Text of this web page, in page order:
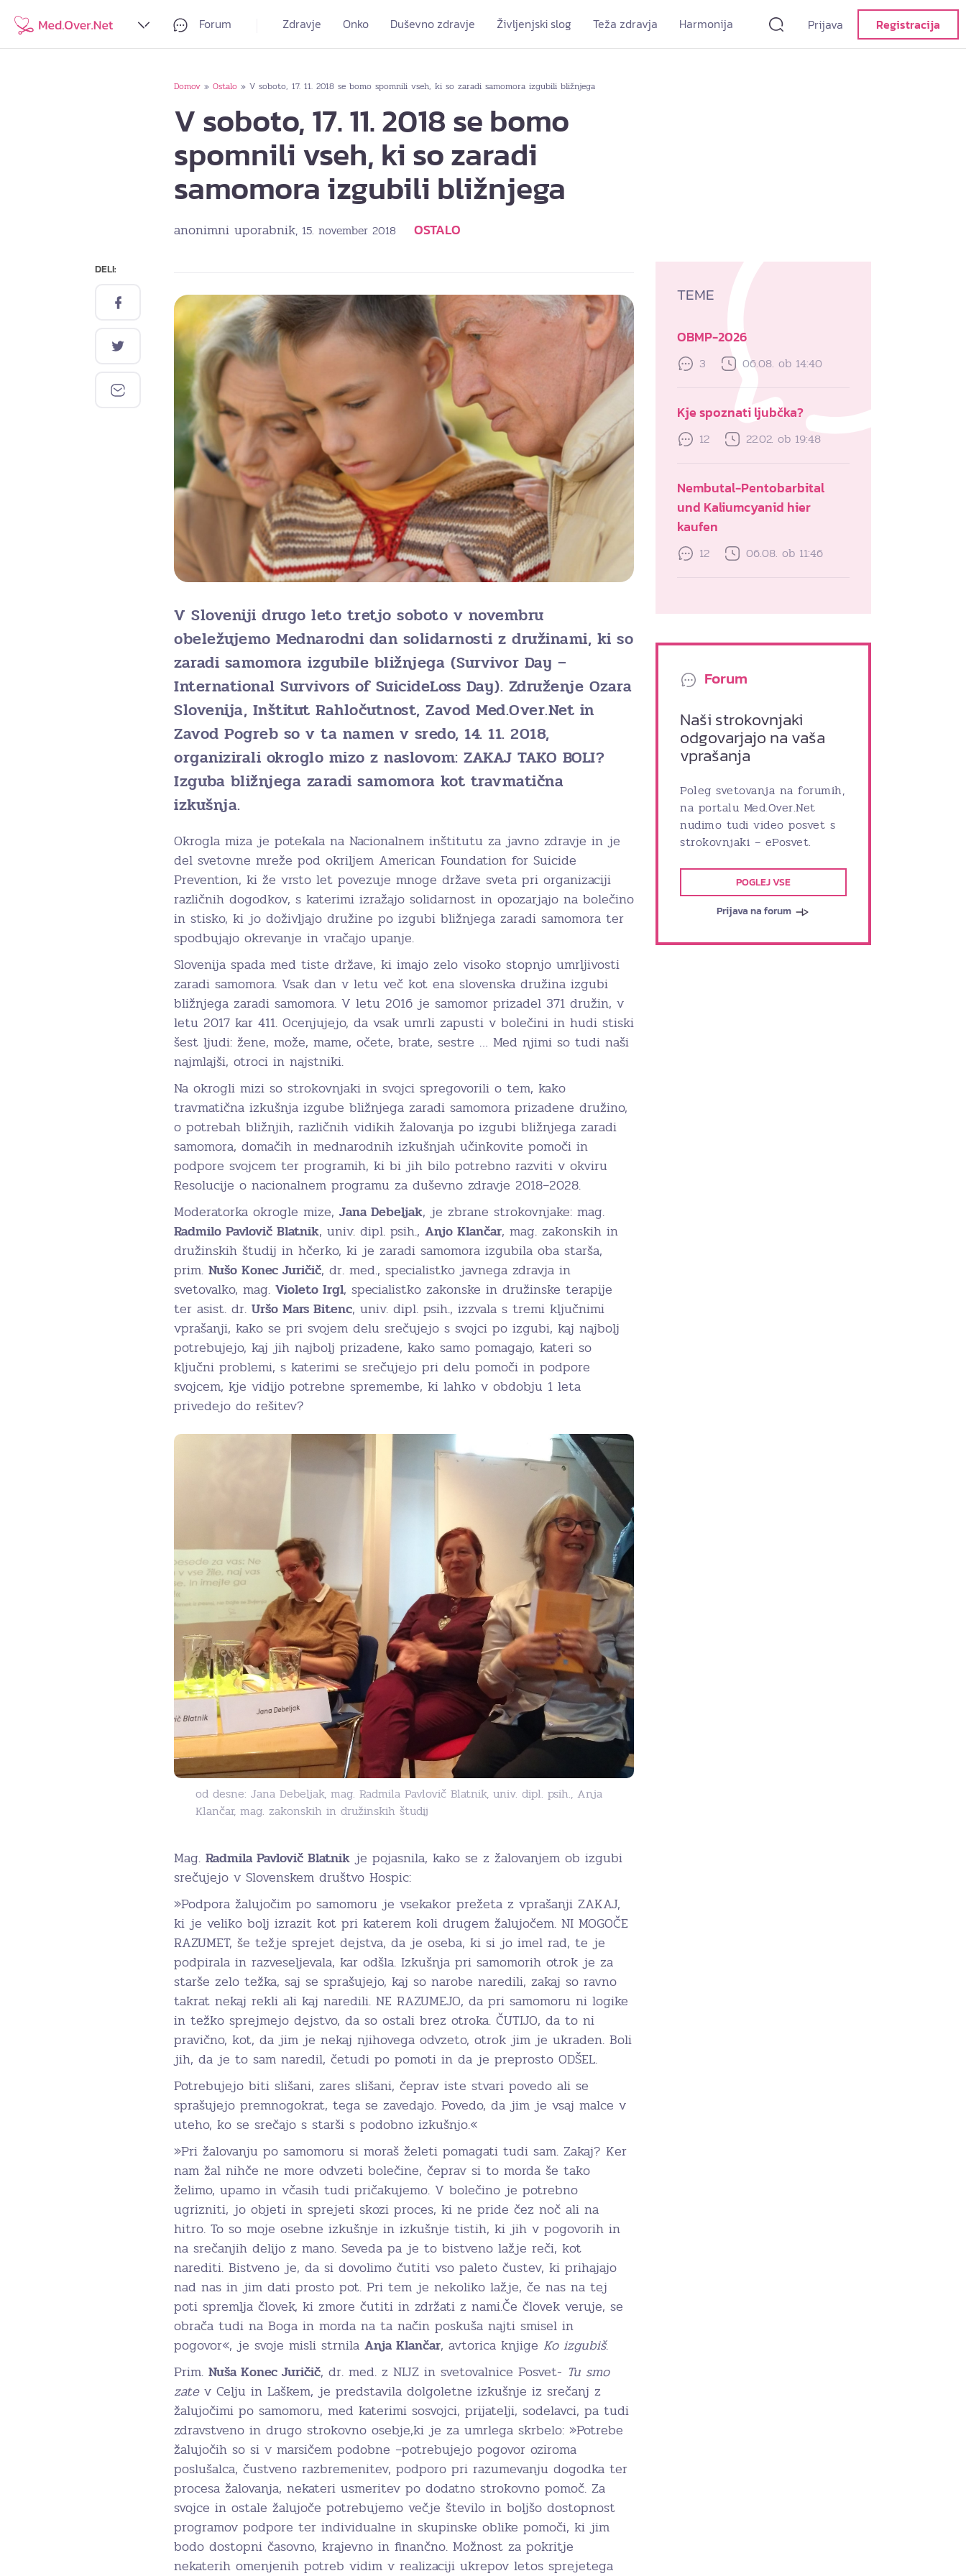
Forum Zdravje Onko Duševno zdravje Življenjski slog Teža zdravja Harmonija Prijava Registracija
Domov » Ostalo » V soboto, 17. 11. 2018 se bomo spomnili vseh, ki so zaradi samomora izgubili bližnjega
V soboto, 17. 11. 2018 se bomo
spomnili vseh, ki so zaradi
samomora izgubili bližnjega
anonimni uporabnik, 15. november 2018 OSTALO
DELI:
V Sloveniji drugo leto tretjo soboto v novembru
obeležujemo Mednarodni dan solidarnosti z družinami, ki so
zaradi samomora izgubile bližnjega (Survivor Day –
International Survivors of SuicideLoss Day). Združenje Ozara
Slovenija, Inštitut Rahločutnost, Zavod Med.Over.Net in
Zavod Pogreb so v ta namen v sredo, 14. 11. 2018,
organizirali okroglo mizo z naslovom: ZAKAJ TAKO BOLI?
Izguba bližnjega zaradi samomora kot travmatična
izkušnja.
Okrogla miza je potekala na Nacionalnem inštitutu za javno zdravje in je
del svetovne mreže pod okriljem American Foundation for Suicide
Prevention, ki že vrsto let povezuje mnoge države sveta pri organizaciji
različnih dogodkov, s katerimi izražajo solidarnost in opozarjajo na bolečino
in stisko, ki jo doživljajo družine po izgubi bližnjega zaradi samomora ter
spodbujajo okrevanje in vračajo upanje.
Slovenija spada med tiste države, ki imajo zelo visoko stopnjo umrljivosti
zaradi samomora. Vsak dan v letu več kot ena slovenska družina izgubi
bližnjega zaradi samomora. V letu 2016 je samomor prizadel 371 družin, v
letu 2017 kar 411. Ocenjujejo, da vsak umrli zapusti v bolečini in hudi stiski
šest ljudi: žene, može, mame, očete, brate, sestre … Med njimi so tudi naši
najmlajši, otroci in najstniki.
Na okrogli mizi so strokovnjaki in svojci spregovorili o tem, kako
travmatična izkušnja izgube bližnjega zaradi samomora prizadene družino,
o potrebah bližnjih, različnih vidikih žalovanja po izgubi bližnjega zaradi
samomora, domačih in mednarodnih izkušnjah učinkovite pomoči in
podpore svojcem ter programih, ki bi jih bilo potrebno razviti v okviru
Resolucije o nacionalnem programu za duševno zdravje 2018–2028.
Moderatorka okrogle mize, Jana Debeljak, je zbrane strokovnjake: mag.
Radmilo Pavlovič Blatnik, univ. dipl. psih., Anjo Klančar, mag. zakonskih in
družinskih študij in hčerko, ki je zaradi samomora izgubila oba starša,
prim. Nušo Konec Juričič, dr. med., specialistko javnega zdravja in
svetovalko, mag. Violeto Irgl, specialistko zakonske in družinske terapije
ter asist. dr. Uršo Mars Bitenc, univ. dipl. psih., izzvala s tremi ključnimi
vprašanji, kako se pri svojem delu srečujejo s svojci po izgubi, kaj najbolj
potrebujejo, kaj jih najbolj prizadene, kako samo pomagajo, kateri so
ključni problemi, s katerimi se srečujejo pri delu pomoči in podpore
svojcem, kje vidijo potrebne spremembe, ki lahko v obdobju 1 leta
privedejo do rešitev?
od desne: Jana Debeljak, mag. Radmila Pavlovič Blatnik, univ. dipl. psih., Anja
Klančar, mag. zakonskih in družinskih študij
Mag. Radmila Pavlovič Blatnik je pojasnila, kako se z žalovanjem ob izgubi
srečujejo v Slovenskem društvo Hospic:
»Podpora žalujočim po samomoru je vsekakor prežeta z vprašanji ZAKAJ,
ki je veliko bolj izrazit kot pri katerem koli drugem žalujočem. NI MOGOČE
RAZUMET, še težje sprejet dejstva, da je oseba, ki si jo imel rad, te je
podpirala in razveseljevala, kar odšla. Izkušnja pri samomorih otrok je za
starše zelo težka, saj se sprašujejo, kaj so narobe naredili, zakaj so ravno
takrat nekaj rekli ali kaj naredili. NE RAZUMEJO, da pri samomoru ni logike
in težko sprejmejo dejstvo, da so ostali brez otroka. ČUTIJO, da to ni
pravično, kot, da jim je nekaj njihovega odvzeto, otrok jim je ukraden. Boli
jih, da je to sam naredil, četudi po pomoti in da je preprosto ODŠEL.
Potrebujejo biti slišani, zares slišani, čeprav iste stvari povedo ali se
sprašujejo premnogokrat, tega se zavedajo. Povedo, da jim je vsaj malce v
uteho, ko se srečajo s starši s podobno izkušnjo.«
»Pri žalovanju po samomoru si moraš želeti pomagati tudi sam. Zakaj? Ker
nam žal nihče ne more odvzeti bolečine, čeprav si to morda še tako
želimo, upamo in včasih tudi pričakujemo. V bolečino je potrebno
ugrizniti, jo objeti in sprejeti skozi proces, ki ne pride čez noč ali na
hitro. To so moje osebne izkušnje in izkušnje tistih, ki jih v pogovorih in
na srečanjih delijo z mano. Seveda pa je to bistveno lažje reči, kot
narediti. Bistveno je, da si dovolimo čutiti vso paleto čustev, ki prihajajo
nad nas in jim dati prosto pot. Pri tem je nekoliko lažje, če nas na tej
poti spremlja človek, ki zmore čutiti in zdržati z nami.Če človek veruje, se
obrača tudi na Boga in morda na ta način poskuša najti smisel in
pogovor«, je svoje misli strnila Anja Klančar, avtorica knjige Ko izgubiš.
Prim. Nuša Konec Juričič, dr. med. z NIJZ in svetovalnice Posvet- Tu smo
zatev Celju in Laškem, je predstavila dolgoletne izkušnje iz srečanj z
žalujočimi po samomoru, med katerimi sosvojci, prijatelji, sodelavci, pa tudi
zdravstveno in drugo strokovno osebje,ki je za umrlega skrbelo: »Potrebe
žalujočih so si v marsičem podobne –potrebujejo pogovor oziroma
poslušalca, čustveno razbremenitev, podporo pri razumevanju dogodka ter
procesa žalovanja, nekateri usmeritev po dodatno strokovno pomoč. Za
svojce in ostale žalujoče potrebujemo večje število in boljšo dostopnost
programov podpore ter individualne in skupinske oblike pomoči, ki jim
bodo dostopni časovno, krajevno in finančno. Možnost za pokritje
nekaterih omenjenih potreb vidim v realizaciji ukrepov letos sprejetega
TEME
OBMP-2026
3 06.08. ob 14:40
Kje spoznati ljubčka?
12 22.02. ob 19:48
Nembutal-Pentobarbital
und Kaliumcyanid hier
kaufen
12 06.08. ob 11:46
Forum
Naši strokovnjaki
odgovarjajo na vaša
vprašanja
Poleg svetovanja na forumih,
na portalu Med.Over.Net
nudimo tudi video posvet s
strokovnjaki – ePosvet.
POGLEJ VSE
Prijava na forum